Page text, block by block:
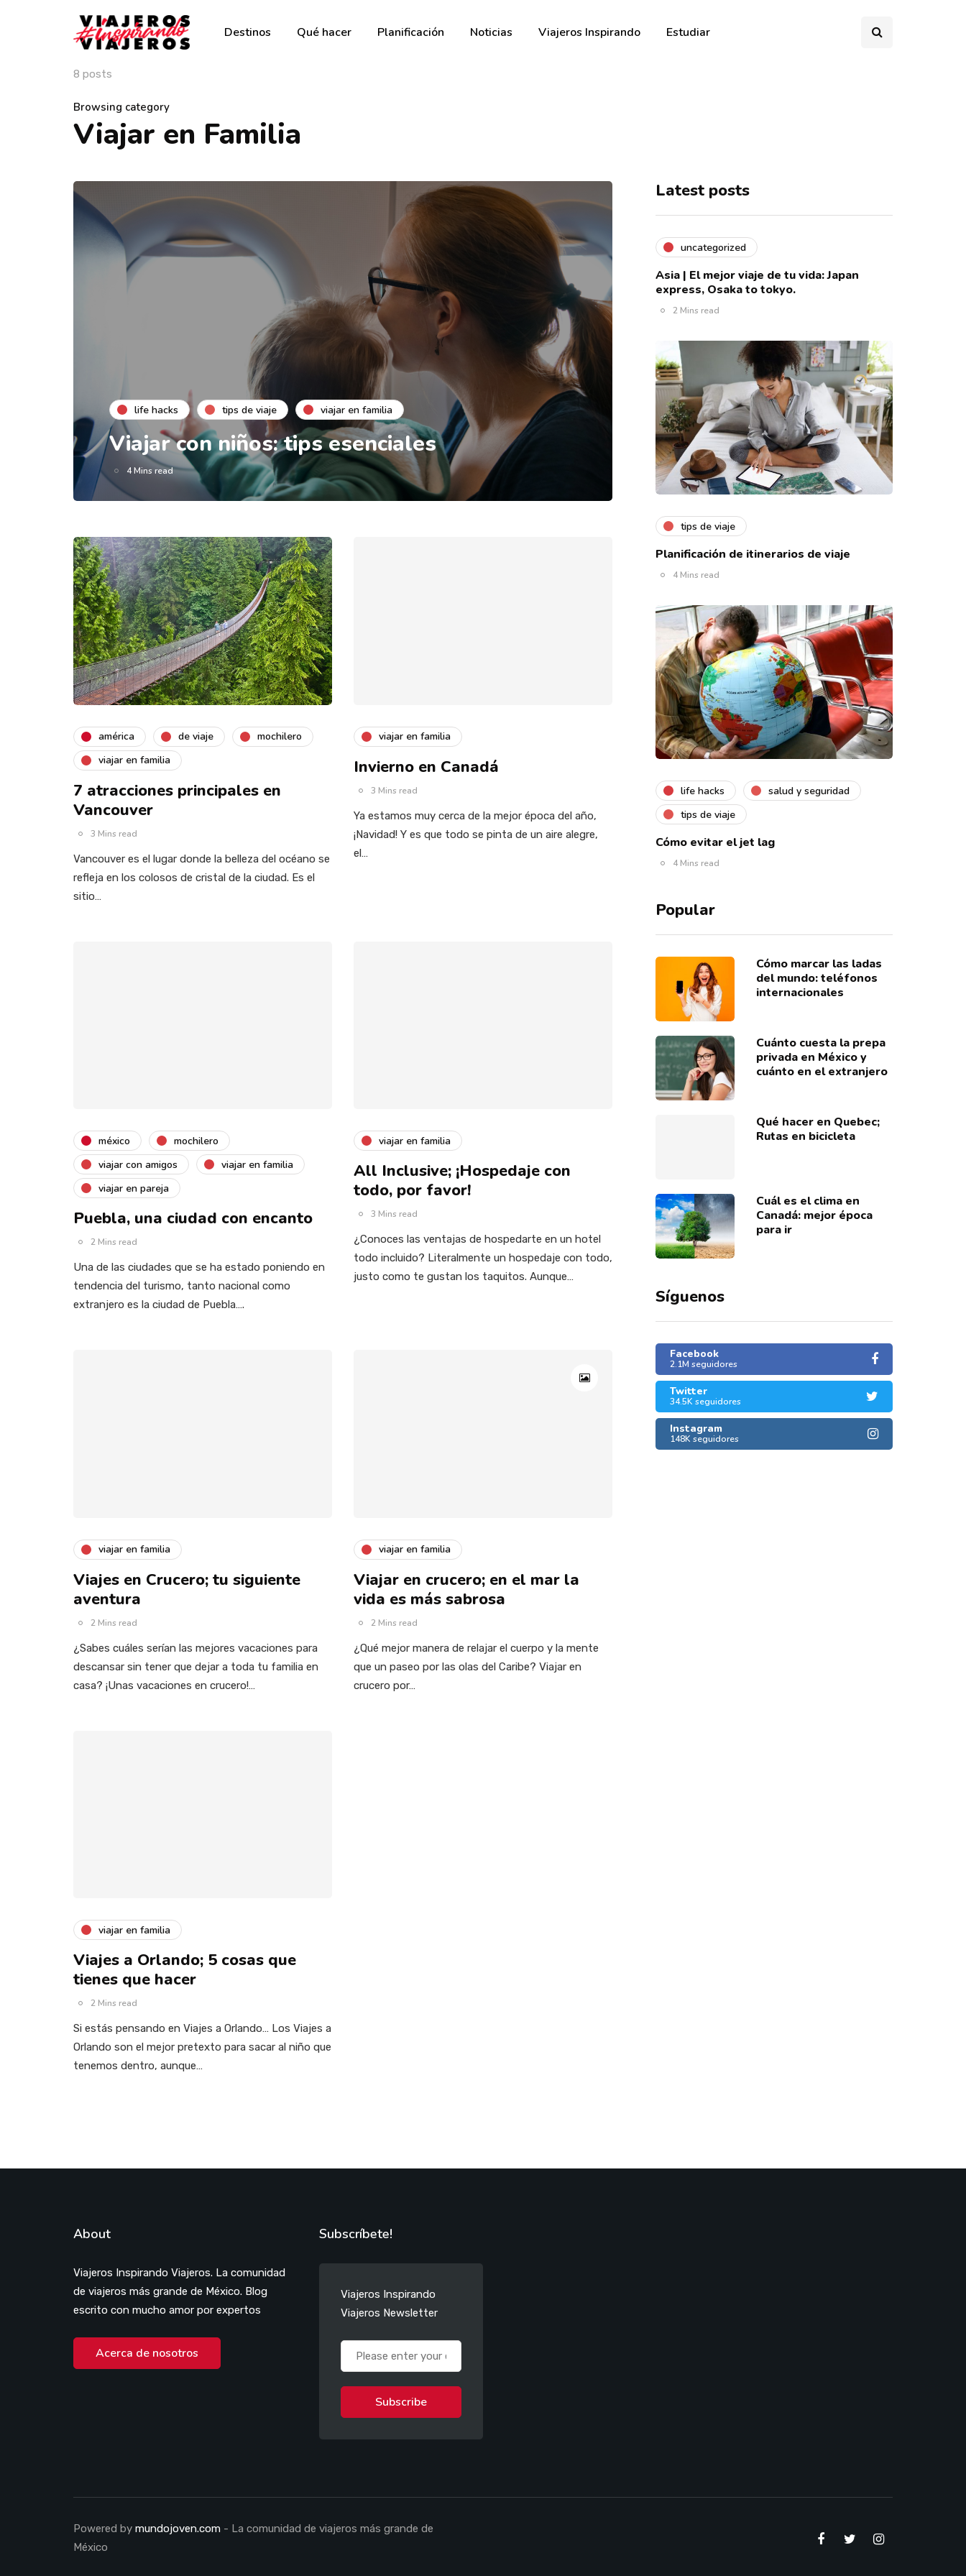
Destinos Qué hacer Planificación Noticias Viajeros Inspirando Estudiar
8 posts
Browsing category
Viajar en Familia
life hacks tips de viaje viajar en familia
Viajar con niños: tips esenciales
4 Mins read
américa de viaje
mochilero
viajar en familia
7 atracciones principales en
Vancouver
3 Mins read
Vancouver es el lugar donde la belleza del océano se
refleja en los colosos de cristal de la ciudad. Es el
sitio…
viajar en familia
Invierno en Canadá
3 Mins read
Ya estamos muy cerca de la mejor época del año,
¡Navidad! Y es que todo se pinta de un aire alegre,
el…
méxico
mochilero
viajar con amigos
viajar en familia
viajar en pareja
Puebla, una ciudad con encanto
2 Mins read
Una de las ciudades que se ha estado poniendo en
tendencia del turismo, tanto nacional como
extranjero es la ciudad de Puebla….
viajar en familia
All Inclusive; ¡Hospedaje con
todo, por favor!
3 Mins read
¿Conoces las ventajas de hospedarte en un hotel
todo incluido? Literalmente un hospedaje con todo,
justo como te gustan los taquitos. Aunque…
viajar en familia
Viajes en Crucero; tu siguiente
aventura
2 Mins read
¿Sabes cuáles serían las mejores vacaciones para
descansar sin tener que dejar a toda tu familia en
casa? ¡Unas vacaciones en crucero!…
viajar en familia
Viajar en crucero; en el mar la
vida es más sabrosa
2 Mins read
¿Qué mejor manera de relajar el cuerpo y la mente
que un paseo por las olas del Caribe? Viajar en
crucero por…
viajar en familia
Viajes a Orlando; 5 cosas que
tienes que hacer
2 Mins read
Si estás pensando en Viajes a Orlando… Los Viajes a
Orlando son el mejor pretexto para sacar al niño que
tenemos dentro, aunque…
Latest posts
uncategorized
Asia | El mejor viaje de tu vida: Japan
express, Osaka to tokyo.
2 Mins read
tips de viaje
Planificación de itinerarios de viaje
4 Mins read
life hacks
salud y seguridad
tips de viaje
Cómo evitar el jet lag
4 Mins read
Popular
Cómo marcar las ladas
del mundo: teléfonos
internacionales
Cuánto cuesta la prepa
privada en México y
cuánto en el extranjero
Qué hacer en Quebec;
Rutas en bicicleta
Cuál es el clima en
Canadá: mejor época
para ir
Síguenos
Facebook
2.1M seguidores
Twitter
34.5K seguidores
Instagram
148K seguidores
About
Viajeros Inspirando Viajeros. La comunidad
de viajeros más grande de México. Blog
escrito con mucho amor por expertos
Acerca de nosotros
Subscríbete!
Viajeros Inspirando
Viajeros Newsletter
Subscribe
Powered by mundojoven.com - La comunidad de viajeros más grande de
México